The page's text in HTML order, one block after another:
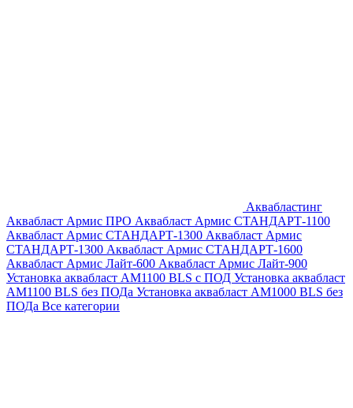
Аквабластинг
Аквабласт Армис ПРО Аквабласт Армис СТАНДАРТ-1100
Аквабласт Армис СТАНДАРТ-1300 Аквабласт Армис
СТАНДАРТ-1300 Аквабласт Армис СТАНДАРТ-1600
Аквабласт Армис Лайт-600 Аквабласт Армис Лайт-900
Установка аквабласт AM1100 BLS с ПОД Установка аквабласт
AM1100 BLS без ПОДа Установка аквабласт AM1000 BLS без
ПОДа Все категории